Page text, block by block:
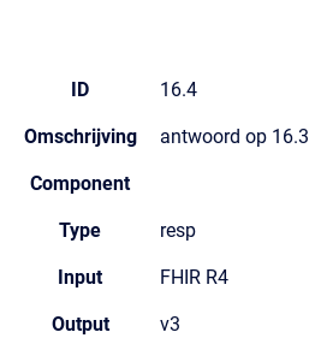
ID 16.4
Omschrijving antwoord op 16.3
Component
Type resp
Input FHIR R4
Output v3